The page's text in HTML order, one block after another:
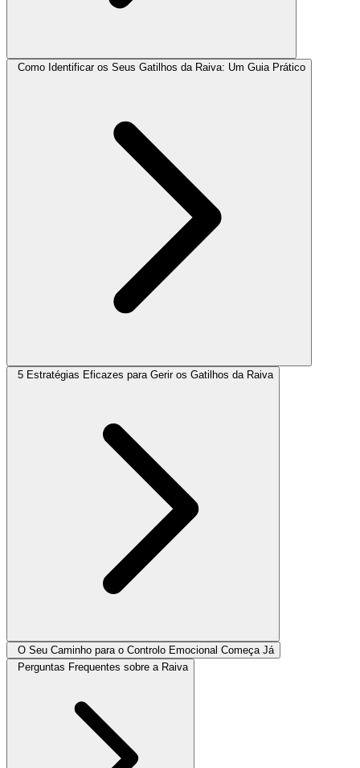
Como Identificar os Seus Gatilhos da Raiva: Um Guia Prático
5 Estratégias Eficazes para Gerir os Gatilhos da Raiva
O Seu Caminho para o Controlo Emocional Começa Já
Perguntas Frequentes sobre a Raiva